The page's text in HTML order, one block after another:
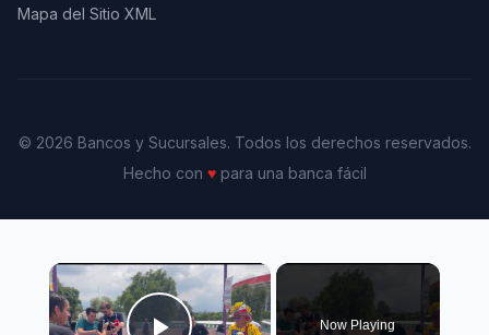
Mapa del Sitio XML
© 2026 Bancos y Sucursales. Todos los derechos reservados.
Hecho con ♥para una banca fácil
×
Now Playing